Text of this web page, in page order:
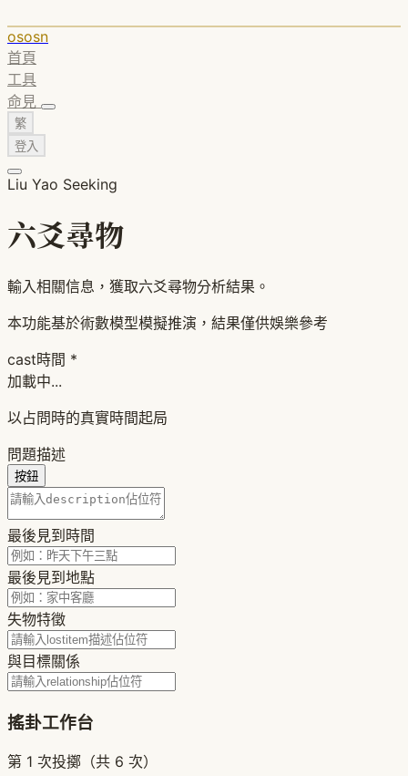
ososn
首頁
工具
命見
繁
登入
Liu Yao Seeking
六爻尋物
輸入相關信息，獲取六爻尋物分析結果。
本功能基於術數模型模擬推演，結果僅供娛樂參考
cast時間 *
加載中...
以占問時的真實時間起局
問題描述
按鈕
最後見到時間
最後見到地點
失物特徵
與目標關係
搖卦工作台
第 1 次投擲（共 6 次）